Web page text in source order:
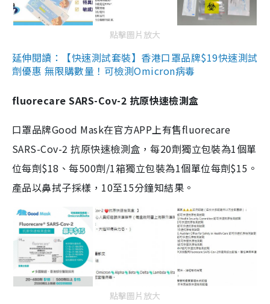
點擊圖片放大
延伸閱讀：【快速測試套裝】香港口罩品牌$19快速測試
劑優惠 無限購數量！可檢測Omicron病毒
fluorecare SARS-Cov-2 抗原快速檢測盒
口罩品牌Good Mask在官方APP上有售fluorecare
SARS-Cov-2 抗原快速檢測盒，每20劑獨立包裝為1個單
位每劑$18、每500劑/1箱獨立包裝為1個單位每劑$15。
產品以鼻拭子採樣，10至15分鐘知結果。
點擊圖片放大